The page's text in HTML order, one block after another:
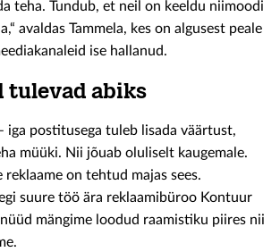
teha. Tundub, et neil on keeldu niimoodi
avaldas Tammela, kes on algusest peale
ise hallanud.
tulevad abiks
iga postitusega tuleb lisada väärtust,
müüki. Nii jõuab oluliselt kaugemale.
reklaame on tehtud majas sees.
suure töö ära reklaamibüroo Kontuur
mängime loodud raamistiku piires nii